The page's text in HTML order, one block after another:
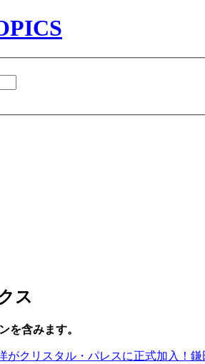
ス
を含みます。
がクリスタル・パレスに正式加入！